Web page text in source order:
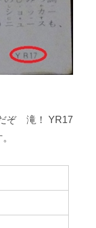
ぞ 滝！ YR17